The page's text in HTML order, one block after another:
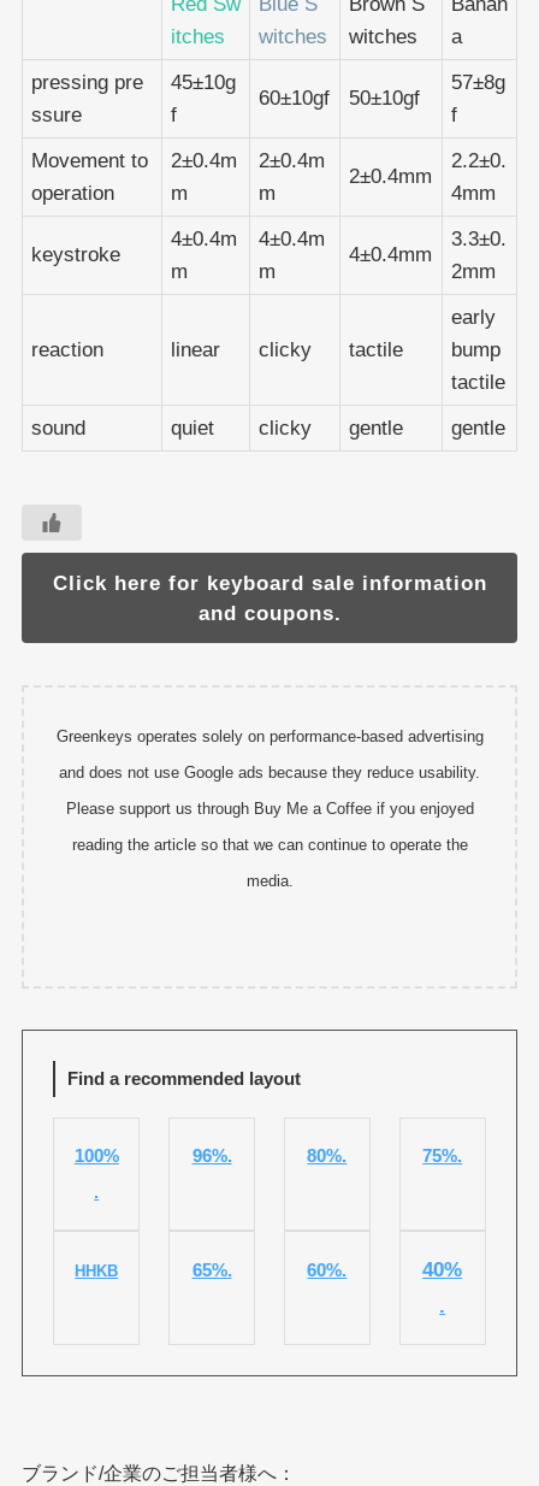
itches
witches
witches
a
pressing pre
ssure
45±10g
f
60±10gf 50±10gf
57±8g
f
Movement to
operation
2±0.4m
m
2±0.4m
m
2±0.4mm
2.2±0.
4mm
keystroke
4±0.4m
m
4±0.4m
m
4±0.4mm
3.3±0.
2mm
reaction linear clicky tactile
early
bump
tactile
sound
quiet clicky gentle gentle
Click here for keyboard sale information
and coupons.
Greenkeys operates solely on performance-based advertising
and does not use Google ads because they reduce usability.
Please support us through Buy Me a Coffee if you enjoyed
reading the article so that we can continue to operate the
media.
Find a recommended layout
100%
.
96%. 80%. 75%.
HHKB 65%. 60%.
40%
.
ブランド/企業のご担当者様へ：